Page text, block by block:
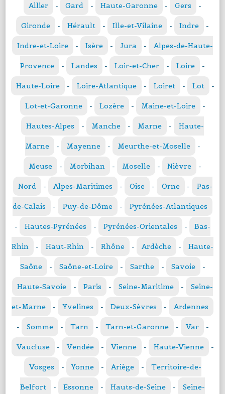
Allier - Gard - Haute-Garonne - Gers -
Gironde - Hérault - Ille-et-Vilaine - Indre -
Indre-et-Loire - Isère - Jura - Alpes-de-Haute-
Provence - Landes - Loir-et-Cher - Loire -
Haute-Loire - Loire-Atlantique - Loiret - Lot -
Lot-et-Garonne - Lozère - Maine-et-Loire -
Hautes-Alpes - Manche - Marne - Haute-
Marne - Mayenne - Meurthe-et-Moselle -
Meuse - Morbihan - Moselle - Nièvre -
Nord - Alpes-Maritimes - Oise - Orne - Pas-
de-Calais - Puy-de-Dôme - Pyrénées-Atlantiques
- Hautes-Pyrénées - Pyrénées-Orientales - Bas-
Rhin - Haut-Rhin - Rhône - Ardèche - Haute-
Saône - Saône-et-Loire - Sarthe - Savoie -
Haute-Savoie - Paris - Seine-Maritime - Seine-
et-Marne - Yvelines - Deux-Sèvres - Ardennes
- Somme - Tarn - Tarn-et-Garonne - Var -
Vaucluse - Vendée - Vienne - Haute-Vienne -
Vosges - Yonne - Ariège - Territoire-de-
Belfort - Essonne - Hauts-de-Seine - Seine-